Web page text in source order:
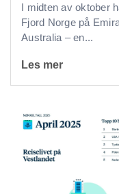
I midten av oktober
Fjord Norge på
Australia – en...
Les mer